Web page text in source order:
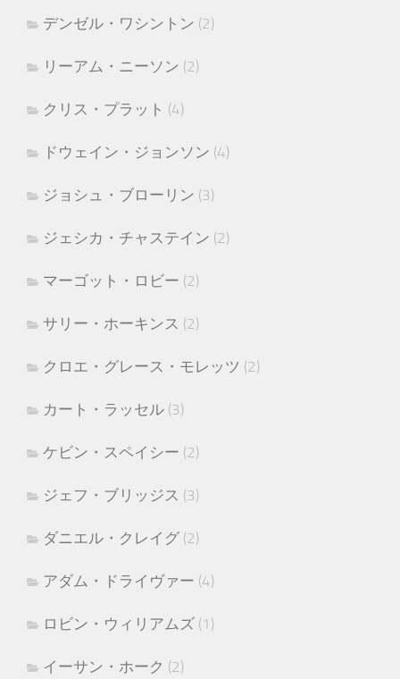
デンゼル・ワシントン (2)
リーアム・ニーソン (2)
クリス・プラット (4)
ドウェイン・ジョンソン (4)
ジョシュ・ブローリン (3)
ジェシカ・チャステイン (2)
マーゴット・ロビー (2)
サリー・ホーキンス (2)
クロエ・グレース・モレッツ (2)
カート・ラッセル (3)
ケビン・スペイシー (2)
ジェフ・ブリッジス (3)
ダニエル・クレイグ (2)
アダム・ドライヴァー (4)
ロビン・ウィリアムズ (1)
イーサン・ホーク (2)